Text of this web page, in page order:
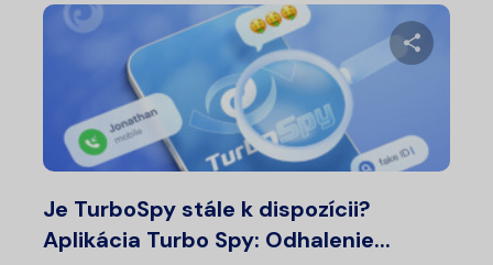
Je TurboSpy stále k dispozícii?
Aplikácia Turbo Spy: Odhalenie...